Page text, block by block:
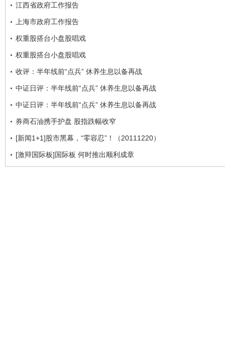
江西省政府工作报告
上海市政府工作报告
权重股搭台小盘股唱戏
权重股搭台小盘股唱戏
收评：半年线前“点兵” 休养生息以备再战
中证日评：半年线前“点兵” 休养生息以备再战
中证日评：半年线前“点兵” 休养生息以备再战
券商石油携手护盘 股指跌幅收窄
[新闻1+1]股市黑幕，“零容忍”！（20111220）
[激辩国际板]国际板 何时推出顺利成章